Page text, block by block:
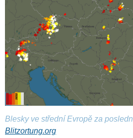
Blesky ve střední Evropě za
Blitzortung.org